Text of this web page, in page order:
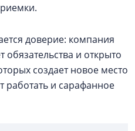
доверие: компания
обязательства и открыто
создает новое место
работать и сарафанное